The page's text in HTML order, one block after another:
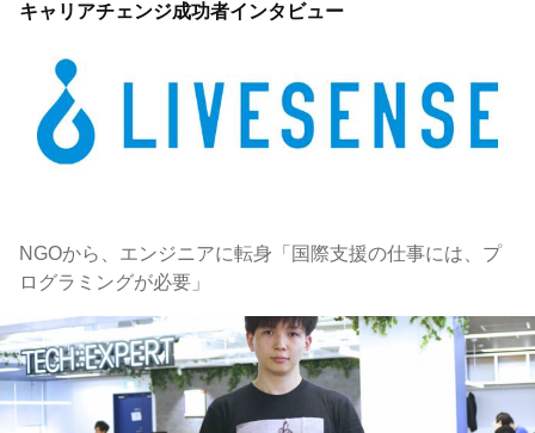
キャリアチェンジ成功者インタビュー
NGOから、エンジニアに転身「国際支援の仕事には、プ
ログラミングが必要」